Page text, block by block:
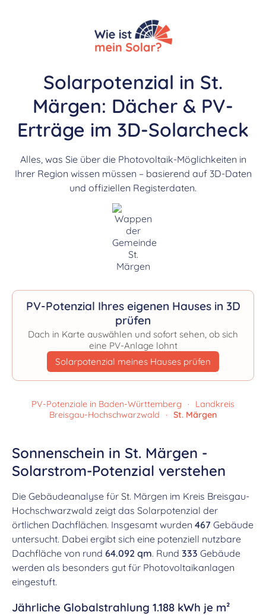
Solarpotenzial in St.
Märgen: Dächer & PV-
Erträge im 3D-Solarcheck
Alles, was Sie über die Photovoltaik-Möglichkeiten in
Ihrer Region wissen müssen – basierend auf 3D-Daten
und offiziellen Registerdaten.
PV-Potenzial Ihres eigenen Hauses in 3D
prüfen
Dach in Karte auswählen und sofort sehen, ob sich
eine PV-Anlage lohnt
Solarpotenzial meines Hauses prüfen
PV-Potenziale in Baden-Württemberg ·
Landkreis
Breisgau-Hochschwarzwald
· St. Märgen
Sonnenschein in St. Märgen -
Solarstrom-Potenzial verstehen
Die Gebäudeanalyse für St. Märgen im Kreis Breisgau-
Hochschwarzwald zeigt das Solarpotenzial der
örtlichen Dachflächen. Insgesamt wurden 467 Gebäude
untersucht. Dabei ergibt sich eine potenziell nutzbare
Dachfläche von rund 64.092 qm. Rund 333 Gebäude
werden als besonders gut für Photovoltaikanlagen
eingestuft.
Jährliche Globalstrahlung 1.188 kWh je m²